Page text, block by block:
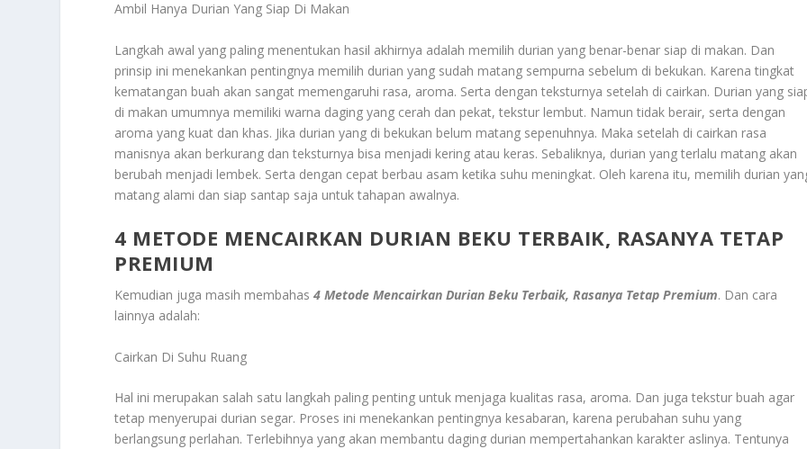
Ambil Hanya Durian Yang Siap Di Makan
Langkah awal yang paling menentukan hasil akhirnya adalah memilih durian yang benar-benar siap di makan. Dan
prinsip ini menekankan pentingnya memilih durian yang sudah matang sempurna sebelum di bekukan. Karena tingkat
kematangan buah akan sangat memengaruhi rasa, aroma. Serta dengan teksturnya setelah di cairkan. Durian yang
di makan umumnya memiliki warna daging yang cerah dan pekat, tekstur lembut. Namun tidak berair, serta dengan
aroma yang kuat dan khas. Jika durian yang di bekukan belum matang sepenuhnya. Maka setelah di cairkan rasa
manisnya akan berkurang dan teksturnya bisa menjadi kering atau keras. Sebaliknya, durian yang terlalu matang akan
berubah menjadi lembek. Serta dengan cepat berbau asam ketika suhu meningkat. Oleh karena itu, memilih durian
matang alami dan siap santap saja untuk tahapan awalnya.
4 METODE MENCAIRKAN DURIAN BEKU TERBAIK, RASANYA TETAP
PREMIUM
Kemudian juga masih membahas4 Metode Mencairkan Durian Beku Terbaik, Rasanya Tetap Premium. Dan cara
lainnya adalah:
Cairkan Di Suhu Ruang
Hal ini merupakan salah satu langkah paling penting untuk menjaga kualitas rasa, aroma. Dan juga tekstur buah agar
tetap menyerupai durian segar. Proses ini menekankan pentingnya kesabaran, karena perubahan suhu yang
berlangsung perlahan. Terlebihnya yang akan membantu daging durian mempertahankan karakter aslinya. Tentunya